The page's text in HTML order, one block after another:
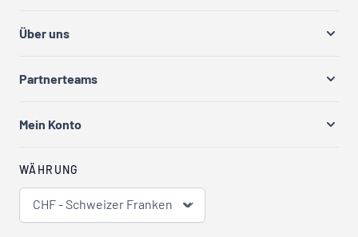
Über uns
Partnerteams
Mein Konto
WÄHRUNG
CHF - Schweizer Franken